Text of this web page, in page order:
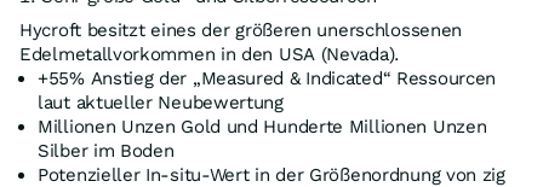
Hycroft besitzt eines der größeren unerschlossenen
Edelmetallvorkommen in den USA (Nevada).
+55% Anstieg der „Measured & Indicated“ Ressourcen
laut aktueller Neubewertung
Millionen Unzen Gold und Hunderte Millionen Unzen
Silber im Boden
Potenzieller In-situ-Wert in der Größenordnung von zig